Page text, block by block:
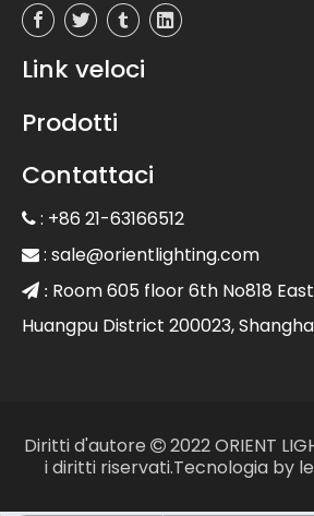
Link veloci
Prodotti
Contattaci
 : +86 21-63166512
 : sale@orientlighting.com
 : Room 605 floor 6th No818
Huangpu District 200023,
Diritti d'autore  2022 ORIENT
i diritti riservati.Tecnologia by